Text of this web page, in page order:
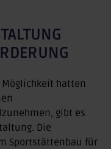
hatten
gibt es
Die
Sportstättenbau für